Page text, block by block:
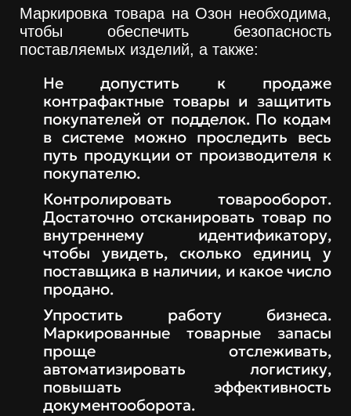
Маркировка товара на Озон необходима,
чтобы обеспечить безопасность
поставляемых изделий, а также:
Не допустить к продаже
контрафактные товары и защитить
покупателей от подделок. По кодам
в системе можно проследить весь
путь продукции от производителя к
покупателю.
Контролировать товарооборот.
Достаточно отсканировать товар по
внутреннему идентификатору,
чтобы увидеть, сколько единиц у
поставщика в наличии, и какое число
продано.
Упростить работу бизнеса.
Маркированные товарные запасы
проще отслеживать,
автоматизировать логистику,
повышать эффективность
документооборота.